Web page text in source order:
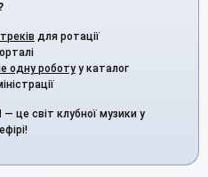
для ротації
одну роботу у каталог
— це світ клубної музики у